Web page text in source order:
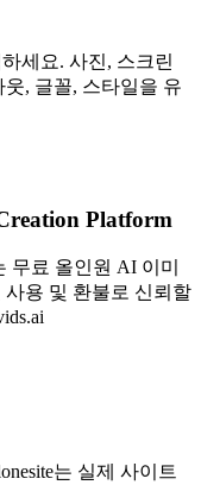
세요. 사진, 스크린
, 글꼴, 스타일을 유
Platform
무료 올인원 AI 이미
용 및 환불로 신뢰할
는 실제 사이트